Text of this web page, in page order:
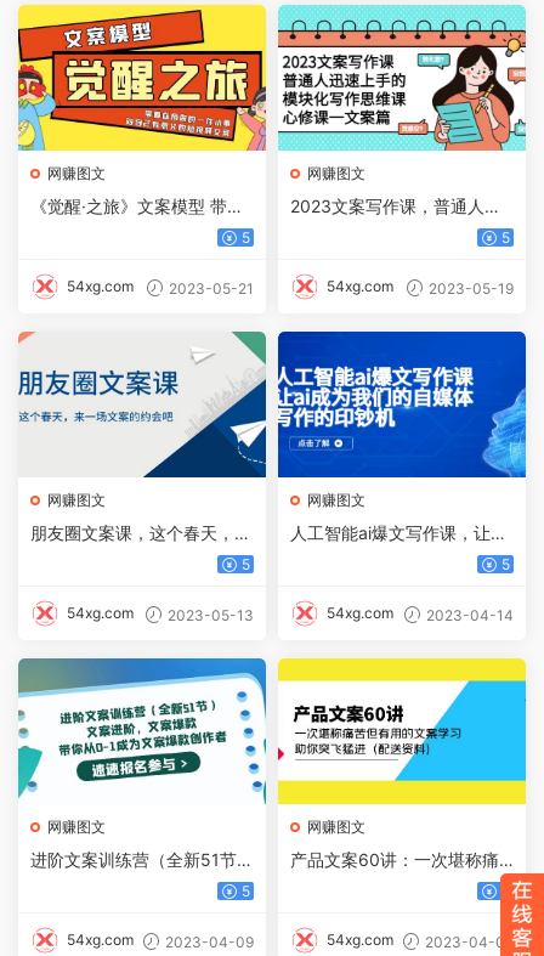
网赚图文
《觉醒·之旅》文案模型 带着
你用你的一件小事 对自己有 5
54xg.com 2023-05-21
网赚图文
2023文案写作课，普通人迅
速上手的，模块化写作思维课
5
54xg.com 2023-05-19
网赚图文
朋友圈文案课，这个春天，来
5
54xg.com 2023-05-13
网赚图文
人工智能ai爆文写作课，让ai
成为我们的自媒体写作的印钞
5
54xg.com 2023-04-14
网赚图文
进阶文案训练营（全新51节）
文案爆款，带你从0-1成为文5
54xg.com 2023-04-09
网赚图文
产品文案60讲：一次堪称痛
苦但有用的文案学习 助你突
54xg.com 2023-04-06